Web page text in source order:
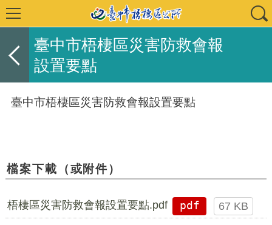
臺中市梧棲區災害防救會報
設置要點
臺中市梧棲區災害防救會報設置要點
檔案下載（或附件）
梧棲區災害防救會報設置要點.pdf pdf 67 KB